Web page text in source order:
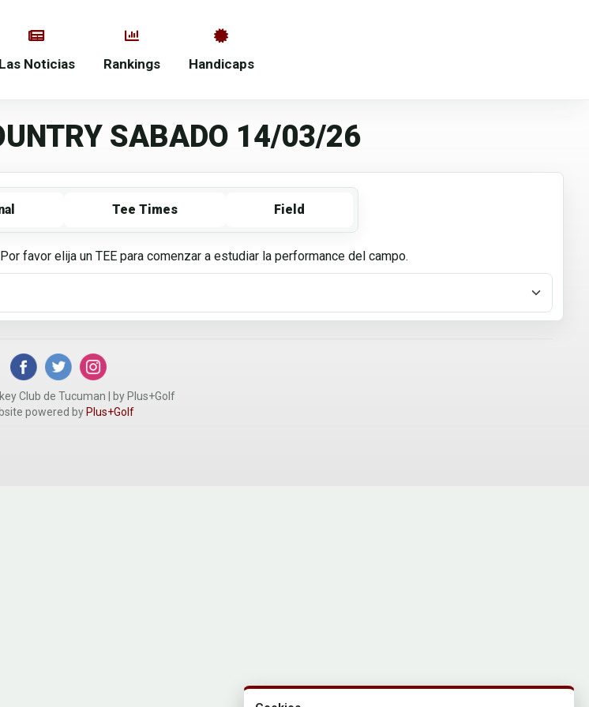
Las Noticias Rankings Handicaps
SABADO 14/03/26
Tee Times Field
favor elija un TEE para comenzar a estudiar la performance del campo.
Club de Tucuman | by Plus+Golf
powered by Plus+Golf